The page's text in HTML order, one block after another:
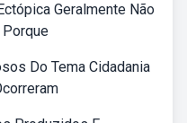
Geralmente Não
Do Tema Cidadania